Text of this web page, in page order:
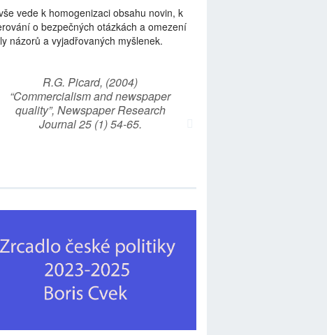
vede k homogenizaci obsahu novin, k
o bezpečných otázkách a omezení
názorů a vyjadřovaných myšlenek.
R.G. Picard, (2004)
“Commercialism and newspaper
quality”, Newspaper Research
Journal 25 (1) 54-65.